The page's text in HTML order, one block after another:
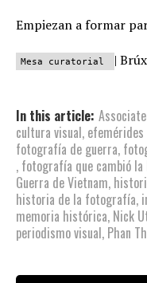
Empiezan a formar
Mesa curatorial |
In this article:
cultura visual,
fotografía de guerra,
, fotografía que cambió
Guerra de Vietnam,
historia de la fotografía,
memoria histórica, Nick
periodismo visual, Phan